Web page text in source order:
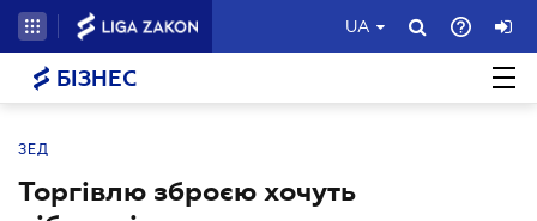
UA
БІЗНЕС
ЗЕД
Торгівлю зброєю хочуть